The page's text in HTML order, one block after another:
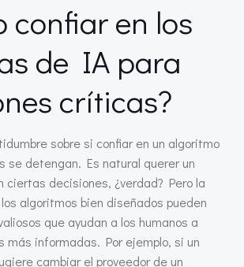
confiar en los
de IA para
críticas?
sobre si confiar en un algoritmo
se detengan. Es natural querer un
ciertas decisiones, ¿verdad? Pero la
algoritmos bien diseñados pueden
que ayudan a los humanos a
más informadas. Por ejemplo, si un
cambiar el proveedor de un